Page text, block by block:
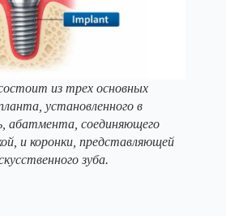
из трех основных
установленного в
абатмента, соединяющего
и коронки, представляющей
зуба.